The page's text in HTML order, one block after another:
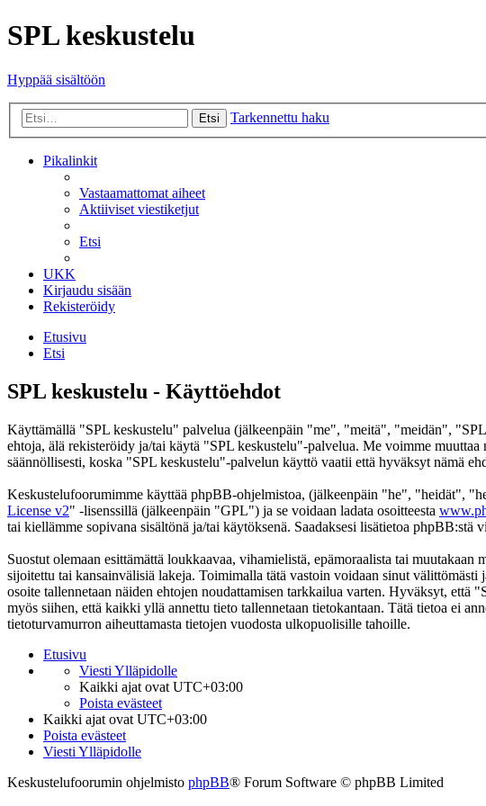
SPL keskustelu
Hyppää sisältöön
Etsi Tarkennettu haku
Pikalinkit
Vastaamattomat aiheet
Aktiiviset viestiketjut
Etsi
UKK
Kirjaudu sisään
Rekisteröidy
Etusivu
Etsi
SPL keskustelu - Käyttöehdot
Käyttämällä "SPL keskustelu" palvelua (jälkeenpäin "me", "meitä", "meidän",
ehtoja, älä rekisteröidy ja/tai käytä "SPL keskustelu"-palvelua. Me voimme
säännöllisesti, koska "SPL keskustelu"-palvelun käyttö vaatii että hyväksyt nämä
Keskustelufoorumimme käyttää phpBB-ohjelmistoa, (jälkeenpäin "he",
License v2" -lisenssillä (jälkeenpäin "GPL") ja se voidaan ladata osoitteesta
tai kiellämme sopivana sisältönä ja/tai käytöksenä. Saadaksesi lisätietoa phpBB:stä
Suostut olemaan esittämättä loukkaavaa, vihamielistä, epämoraalista tai
sijoitettu tai kansainvälisiä lakeja. Toimimalla tätä vastoin voidaan sinut
osoite tallennetaan näiden ehtojen noudattamisen tarkkailua varten. Hyväksyt, että
myös siihen, että kaikki yllä annettu tieto tallennetaan tietokantaan. Tätä tietoa ei
tietoturvamurron aiheuttamasta tietojen vuodosta ulkopuolisille tahoille.
Etusivu
Viesti Ylläpidolle
Kaikki ajat ovat UTC+03:00
Poista evästeet
Kaikki ajat ovat UTC+03:00
Poista evästeet
Viesti Ylläpidolle
Keskustelufoorumin ohjelmisto phpBB® Forum Software © phpBB Limited